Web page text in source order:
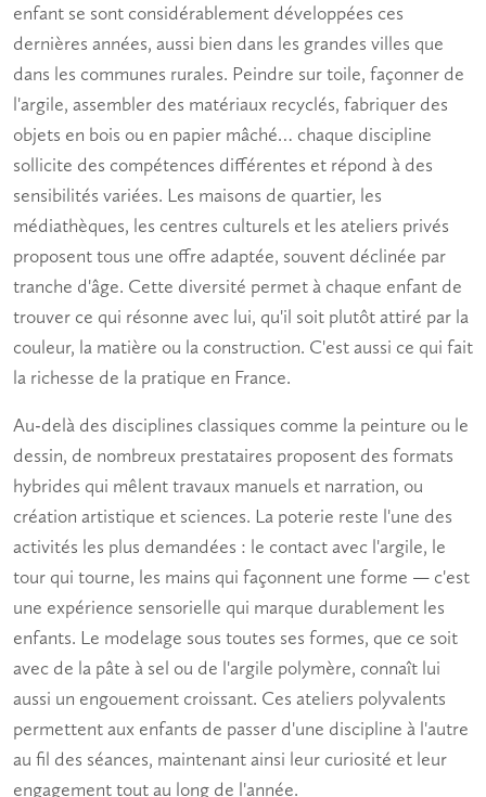
enfant se sont considérablement développées ces
dernières années, aussi bien dans les grandes villes que
dans les communes rurales. Peindre sur toile, façonner de
l'argile, assembler des matériaux recyclés, fabriquer des
objets en bois ou en papier mâché… chaque discipline
sollicite des compétences différentes et répond à des
sensibilités variées. Les maisons de quartier, les
médiathèques, les centres culturels et les ateliers privés
proposent tous une offre adaptée, souvent déclinée par
tranche d'âge. Cette diversité permet à chaque enfant de
trouver ce qui résonne avec lui, qu'il soit plutôt attiré par la
couleur, la matière ou la construction. C'est aussi ce qui fait
la richesse de la pratique en France.
Au-delà des disciplines classiques comme la peinture ou le
dessin, de nombreux prestataires proposent des formats
hybrides qui mêlenttravaux manuels et narration, ou
création artistique et sciences. La poterie reste l'une des
activités les plus demandées : le contact avec l'argile, le
tour qui tourne, les mains qui façonnent une forme — c'est
une expérience sensorielle qui marque durablement les
enfants. Le modelage sous toutes ses formes, que ce soit
avec de la pâte à sel ou de l'argile polymère, connaît lui
aussi un engouement croissant. Ces ateliers polyvalents
permettent aux enfants de passer d'une discipline à l'autre
au fil des séances, maintenant ainsi leur curiosité et leur
engagement tout au long de l'année.